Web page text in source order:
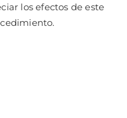
los efectos de este